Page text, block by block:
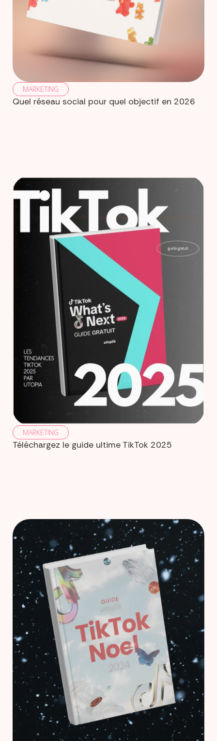
MARKETING
Quel réseau social pour quel objectif en 2026
MARKETING
Téléchargez le guide ultime TikTok 2025